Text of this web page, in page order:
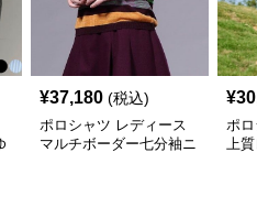
¥37,180 (税込)
ポロシャツ レディース
マルチボーダー七分袖ニ
¥
ポ
上